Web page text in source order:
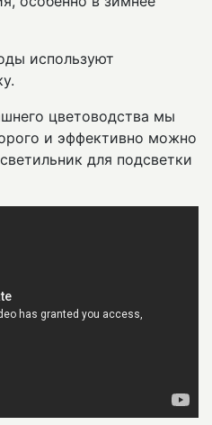
используют
цветоводства мы
и эффективно можно
для подсветки